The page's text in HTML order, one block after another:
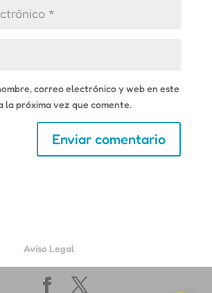
correo electrónico y web en este
la próxima vez que comente.
Aviso Legal